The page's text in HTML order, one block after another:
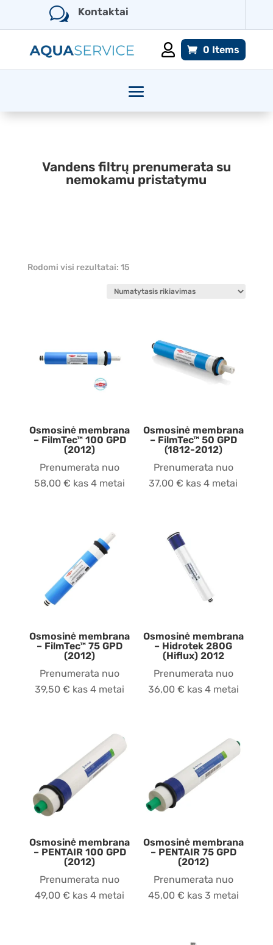
w Kontaktai
 0 Items
Vandens filtrų prenumerata su
nemokamu pristatymu
Rodomi visi rezultatai: 15
Osmosinė membrana
– FilmTec™ 100 GPD
(2012)
Prenumerata nuo
58,00€ kas 4 metai
Osmosinė membrana
– FilmTec™ 50 GPD
(1812-2012)
Prenumerata nuo
37,00€ kas 4 metai
Osmosinė membrana
– FilmTec™ 75 GPD
(2012)
Prenumerata nuo
39,50€ kas 4 metai
Osmosinė membrana
– Hidrotek 280G
(Hiflux) 2012
Prenumerata nuo
36,00 € kas 4 metai
Osmosinė membrana
– PENTAIR 100 GPD
(2012)
Prenumerata nuo
49,00€ kas 4 metai
Osmosinė membrana
– PENTAIR 75 GPD
(2012)
Prenumerata nuo
45,00 € kas 3 metai